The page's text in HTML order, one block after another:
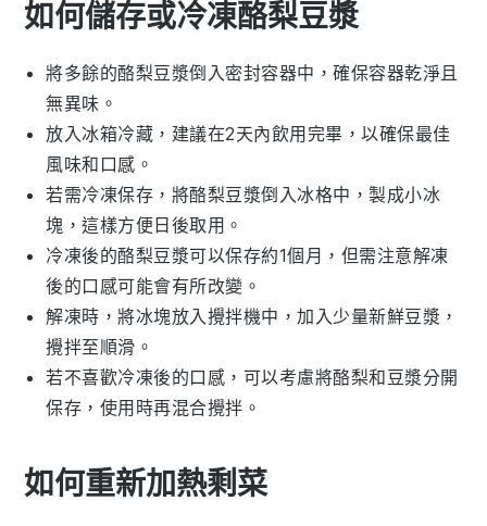
如何儲存或冷凍酪梨豆漿
將多餘的酪梨豆漿倒入密封容器中，確保容器乾淨且
無異味。
放入冰箱冷藏，建議在2天內飲用完畢，以確保最佳
風味和口感。
若需冷凍保存，將酪梨豆漿倒入冰格中，製成小冰
塊，這樣方便日後取用。
冷凍後的酪梨豆漿可以保存約1個月，但需注意解凍
後的口感可能會有所改變。
解凍時，將冰塊放入攪拌機中，加入少量新鮮豆漿 ，
攪拌至順滑。
若不喜歡冷凍後的口感，可以考慮將酪梨和豆漿分開
保存，使用時再混合攪拌。
如何重新加熱剩菜